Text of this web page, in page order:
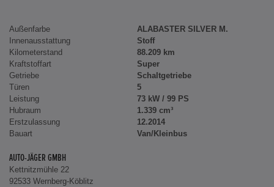
Außenfarbe
ALABASTER SILVER M.
Innenausstattung
Stoff
Kilometerstand
88.209 km
Kraftstoffart
Super
Getriebe
Schaltgetriebe
Türen
5
Leistung
73 kW / 99 PS
Hubraum
1.339 cm³
Erstzulassung
12.2014
Bauart
Van/Kleinbus
AUTO-JÄGER GMBH
Kettnitzmühle 22
92533 Wernberg-Köblitz